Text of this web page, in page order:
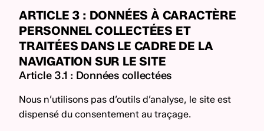
ARTICLE 3 : DONNÉES À CARACTÈRE
PERSONNEL COLLECTÉES ET
TRAITÉES DANS LE CADRE DE LA
NAVIGATION SUR LE SITE
Article 3.1 : Données collectées
Nous n’utilisons pas d’outils d’analyse, le site est
dispensé du consentement au traçage.